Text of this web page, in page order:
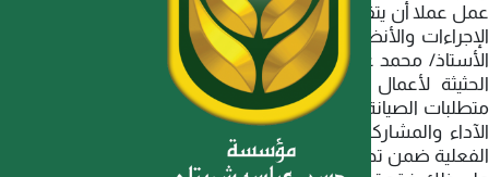
أن يتقنه). من هذه التوجيهات النبوية الشريفة وبناءً على
والأنظمة المعتمدة باختيار الموظف المثالي بالمؤسسة
محمد عبد الرحمن عبدون بناء على آدائه المتميز ومتابعته
لأعمال الصيانة لمشاريع المؤسسة وسعيه لإستكمال
الصيانة بأقل التكاليف الممكنة مع مراعاة الجودة وحسن
في كل ما يوكل إليه دون أي تردد ومشاركته
ضمن تحقيق أهداف المؤسسة وقيم المجموعة , واستناداً